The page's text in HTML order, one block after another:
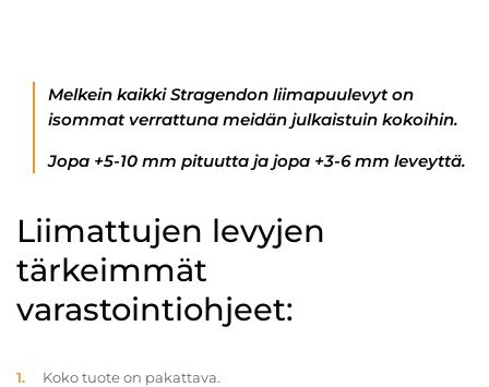
Melkein kaikki Stragendon liimapuulevyt on
isommat verrattuna meidän julkaistuin kokoihin.
Jopa +5-10 mm pituutta ja jopa +3-6 mm leveyttä.
Liimattujen levyjen
tärkeimmät
varastointiohjeet:
Koko tuote on pakattava.